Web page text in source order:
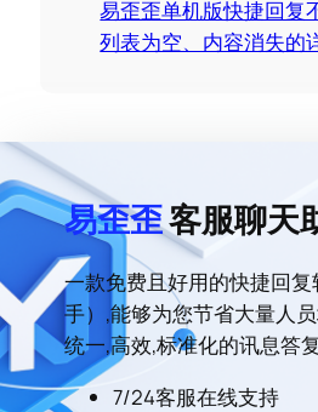
易歪歪单机版快捷回复
列表为空、内容消失的
易歪歪客服聊天
一款免费且好用的快捷回
手）,能够为您节省大量人
统一,高效,标准化的讯息答
7/24客服在线支持